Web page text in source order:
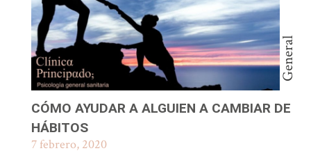
General
CÓMO AYUDAR A ALGUIEN A CAMBIAR DE
HÁBITOS
7 febrero, 2020